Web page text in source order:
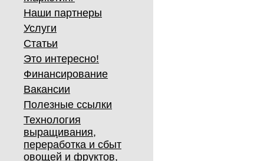
Наши партнеры
Услуги
Статьи
Это интересно!
Финансирование
Вакансии
Полезные ссылки
Технология
выращивания,
переработка и сбыт
овощей и фруктов,